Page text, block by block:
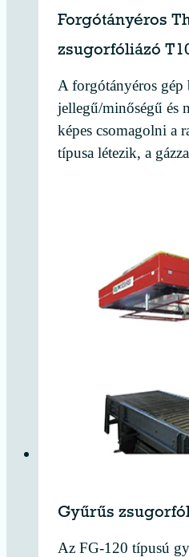
Forgótányéros
zsugorfóliázó
A forgótányéros gép
jellegű/minőségű és
képes csomagolni a
típusa létezik, a
Gyűrűs
Az FG-120 típusú